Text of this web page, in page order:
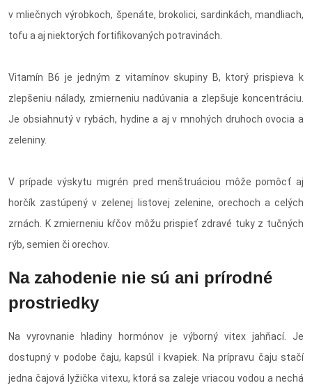
v mliečnych výrobkoch, špenáte, brokolici, sardinkách, mandliach,
tofu a aj niektorých fortifikovaných potravinách.
Vitamín B6 je jedným z vitamínov skupiny B, ktorý prispieva k
zlepšeniu nálady, zmierneniu nadúvania a zlepšuje koncentráciu.
Je obsiahnutý v rybách, hydine a aj v mnohých druhoch ovocia a
zeleniny.
V prípade výskytu migrén pred menštruáciou môže pomôcť aj
horčík zastúpený v zelenej listovej zelenine, orechoch a celých
zrnách. K zmierneniu kŕčov môžu prispieť zdravé tuky z tučných
rýb, semien či orechov.
Na zahodenie nie sú ani prírodné
prostriedky
Na vyrovnanie hladiny hormónov je výborný vitex jahňací. Je
dostupný v podobe čaju, kapsúl i kvapiek. Na prípravu čaju stačí
jedna čajová lyžička vitexu, ktorá sa zaleje vriacou vodou a nechá